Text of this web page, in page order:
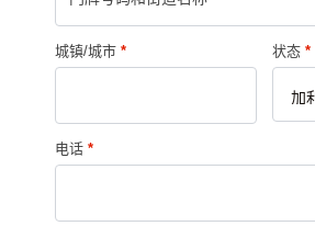
城镇/城市 * 状态 *
电话 *